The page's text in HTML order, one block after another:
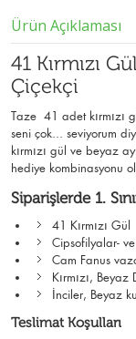
Ürün Açıklaması
41 Kırmızı
Çiçekçi
Taze 41 adet kırmızı
seni çok... seviyorum
kırmızı gül ve beyaz
hediye kombinasyonu
Siparişlerde 1.
41 Kırmızı Gül
Cipsofilyalar-
Cam Fanus
Kırmızı,
İnciler, Beyaz
Teslimat Koşulları